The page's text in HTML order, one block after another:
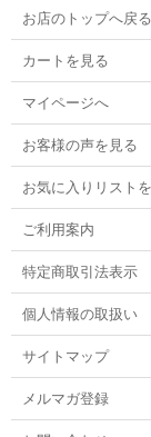
お店のトップへ戻る
カートを見る
マイページへ
お客様の声を見る
お気に入りリスト
ご利用案内
特定商取引法表示
個人情報の取扱い
サイトマップ
メルマガ登録